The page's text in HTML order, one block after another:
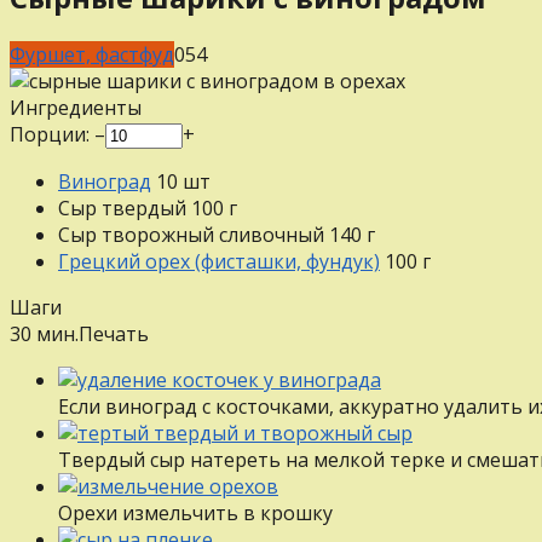
Фуршет, фастфуд054
Ингредиенты
Порции: –
+
Виноград 10 шт
Сыр твердый 100 г
Сыр творожный сливочный 140 г
Грецкий орех (фисташки, фундук) 100 г
Шаги
30 мин.Печать
Если виноград с косточками, аккуратно удалить
Твердый сыр натереть на мелкой терке и
Орехи измельчить в крошку